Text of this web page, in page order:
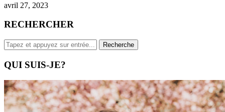
avril 27, 2023
RECHERCHER
QUI SUIS-JE?